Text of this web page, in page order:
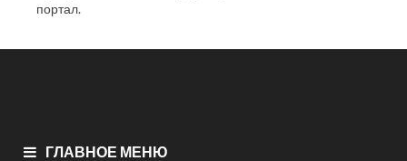
портал.
ГЛАВНОЕ МЕНЮ